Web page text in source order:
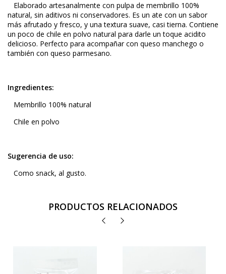
Elaborado artesanalmente con pulpa de membrillo 100%
natural, sin aditivos ni conservadores. Es un ate con un sabor
más afrutado y fresco, y una textura suave, casi tierna. Contiene
un poco de chile en polvo natural para darle un toque acidito
delicioso. Perfecto para acompañar con queso manchego o
también con queso parmesano.
Ingredientes:
Membrillo 100% natural
Chile en polvo
Sugerencia de uso:
Como snack, al gusto.
PRODUCTOS RELACIONADOS